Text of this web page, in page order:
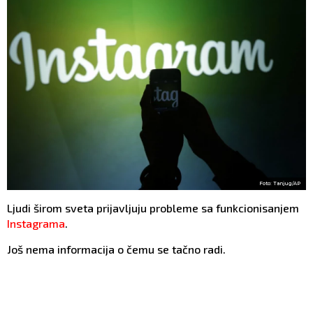
Foto: Tanjug/AP
Ljudi širom sveta prijavljuju probleme sa funkcionisanjem
Instagrama.
Još nema informacija o čemu se tačno radi.